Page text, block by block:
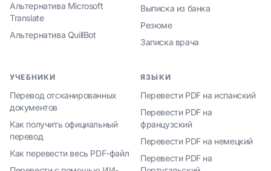
Альтернатива Microsoft
Translate
Альтернатива QuillBot
Выписка из банка
Резюме
Записка врача
УЧЕБНИКИ
Перевод отсканированных
документов
Как получить официальный
перевод
Как перевести весь PDF-файл
ЯЗЫКИ
Перевести PDF на испанский
Перевести PDF на
французский
Перевести PDF на немецкий
Перевести PDF на